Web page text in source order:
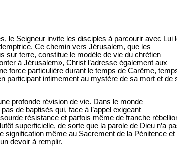
le Seigneur invite les disciples à parcourir avec Lui
Ce chemin vers Jérusalem, que les
sur terre, constitue le modèle de vie du chrétien
à Jérusalem», Christ l’adresse également aux
force particulière durant le temps de Carême,
participant intimement au mystère de sa mort et de
profonde révision de vie. Dans le monde
de baptisés qui, face à l’appel exigeant
résistance et parfois même de franche
superficielle, de sorte que la parole de Dieu n’a
signification même au Sacrement de la Pénitence et
devoir à remplir.